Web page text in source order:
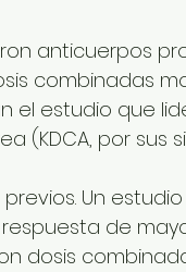
anticuerpos
combinadas
el estudio que
(KDCA, por sus
Un
de
dosis